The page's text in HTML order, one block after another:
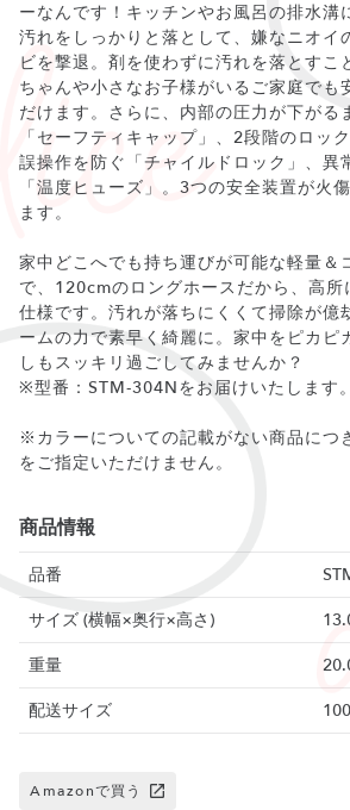
ーなんです！キッチンやお風呂の排水溝
汚れをしっかりと落として、嫌なニオイ
ビを撃退。剤を使わずに汚れを落とすこ
ちゃんや小さなお子様がいるご家庭でも
だけます。さらに、内部の圧力が下がる
「セーフティキャップ」、2段階のロッ
誤操作を防ぐ「チャイルドロック」、異
「温度ヒューズ」。3つの安全装置が火
ます。
家中どこへでも持ち運びが可能な軽量＆
で、120cmのロングホースだから、高所
仕様です。汚れが落ちにくくて掃除が億
ームの力で素早く綺麗に。家中をピカピ
しもスッキリ過ごしてみませんか？
※型番：STM-304Nをお届けいたします。
※カラーについての記載がない商品につ
をご指定いただけません。
商品情報
品番
サイズ (横幅×奥行×高さ)
重量
配送サイズ
Amazonで買う